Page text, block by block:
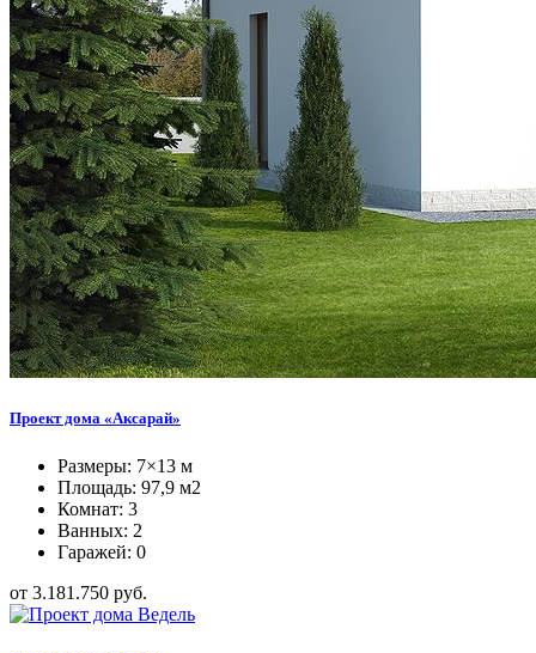
Проект дома «Аксарай»
Размеры: 7×13 м
Площадь: 97,9 м2
Комнат: 3
Ванных: 2
Гаражей: 0
от 3.181.750 руб.